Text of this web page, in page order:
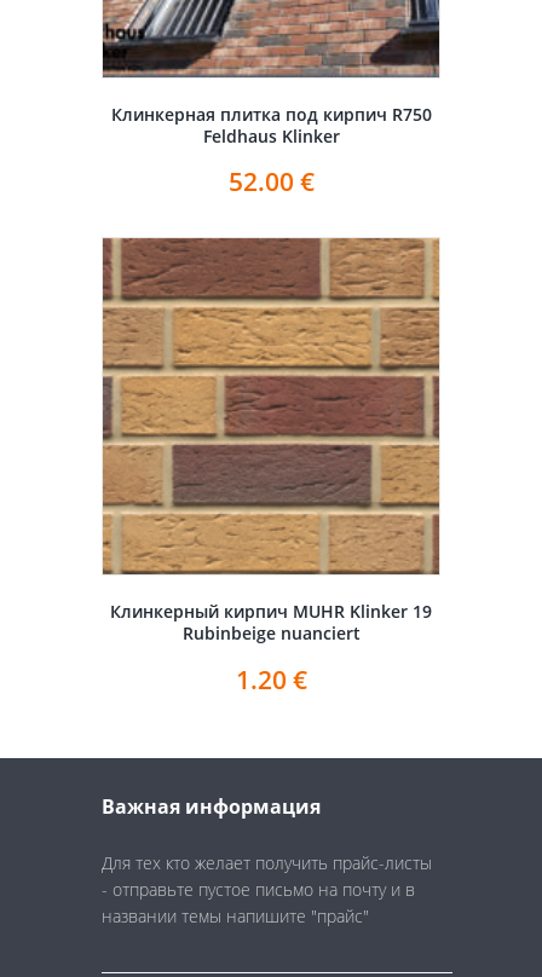
Клинкерная плитка под кирпич R750
Feldhaus Klinker
52.00 €
Клинкерный кирпич MUHR Klinker 19
Rubinbeige nuanciert
1.20 €
Важная информация
Для тех кто желает получить прайс-листы
- отправьте пустое письмо на почту и в
названии темы напишите "прайс"